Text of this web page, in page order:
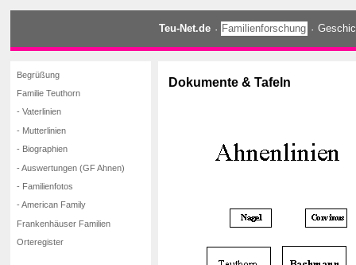
Teu-Net.de · Familienforschung ·
Begrüßung
Familie Teuthorn
- Vaterlinien
- Mutterlinien
- Biographien
- Auswertungen (GF Ahnen)
- Familienfotos
- American Family
Frankenhäuser Familien
Orteregister
Dokumente & Tafeln